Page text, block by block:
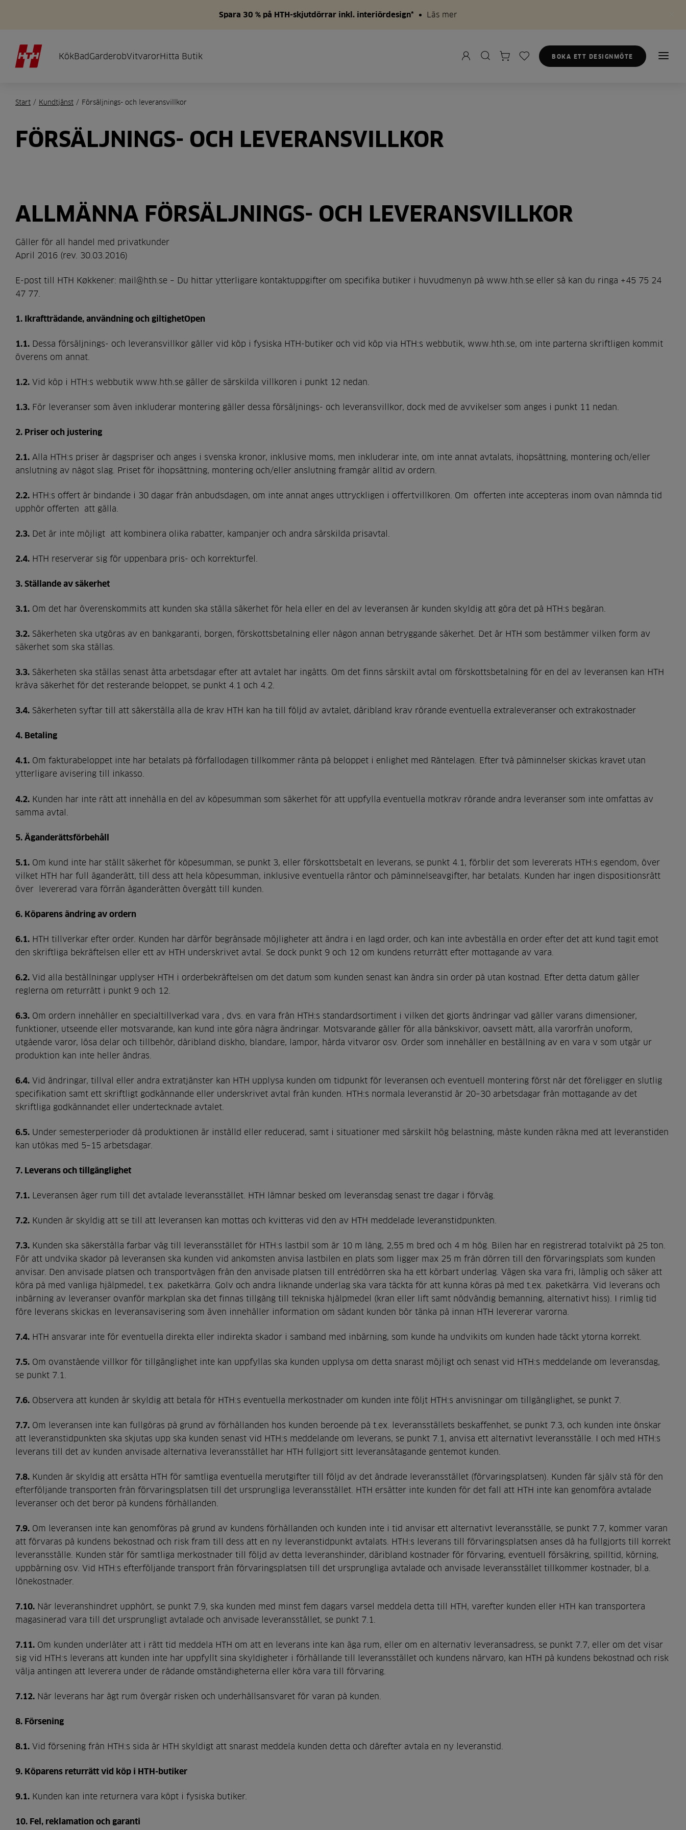
Spara 30 % på HTH-skjutdörrar inkl. interiördesign* Läs mer
KökBadGarderobVitvarorHitta Butik BOKA ETT DESIGNMÖTE
Start / Kundtjänst / Försäljnings- och leveransvillkor
FÖRSÄLJNINGS- OCH LEVERANSVILLKOR
ALLMÄNNA FÖRSÄLJNINGS- OCH LEVERANSVILLKOR
Gäller för all handel med privatkunder
April 2016 (rev. 30.03.2016)
E-post till HTH Køkkener: mail@hth.se – Du hittar ytterligare kontaktuppgifter om specifika butiker i huvudmenyn på www.hth.se eller så kan du ringa +45 75 24
47 77.
1. Ikraftträdande, användning och giltighetOpen
1.1. Dessa försäljnings- och leveransvillkor gäller vid köp i fysiska HTH-butiker och vid köp via HTH:s webbutik, www.hth.se, om inte parterna skriftligen kommit
överens om annat.
1.2. Vid köp i HTH:s webbutik www.hth.se gäller de särskilda villkoren i punkt 12 nedan.
1.3. För leveranser som även inkluderar montering gäller dessa försäljnings- och leveransvillkor, dock med de avvikelser som anges i punkt 11 nedan.
2. Priser och justering
2.1. Alla HTH:s priser är dagspriser och anges i svenska kronor, inklusive moms, men inkluderar inte, om inte annat avtalats, ihopsättning, montering och/eller
anslutning av något slag. Priset för ihopsättning, montering och/eller anslutning framgår alltid av ordern.
2.2. HTH:s offert är bindande i 30 dagar från anbudsdagen, om inte annat anges uttryckligen i offertvillkoren. Om offerten inte accepteras inom ovan nämnda tid
upphör offerten att gälla.
2.3. Det är inte möjligt att kombinera olika rabatter, kampanjer och andra särskilda prisavtal.
2.4. HTH reserverar sig för uppenbara pris- och korrekturfel.
3. Ställande av säkerhet
3.1. Om det har överenskommits att kunden ska ställa säkerhet för hela eller en del av leveransen är kunden skyldig att göra det på HTH:s begäran.
3.2. Säkerheten ska utgöras av en bankgaranti, borgen, förskottsbetalning eller någon annan betryggande säkerhet. Det är HTH som bestämmer vilken form av
säkerhet som ska ställas.
3.3. Säkerheten ska ställas senast åtta arbetsdagar efter att avtalet har ingåtts. Om det finns särskilt avtal om förskottsbetalning för en del av leveransen kan HTH
kräva säkerhet för det resterande beloppet, se punkt 4.1 och 4.2.
3.4. Säkerheten syftar till att säkerställa alla de krav HTH kan ha till följd av avtalet, däribland krav rörande eventuella extraleveranser och extrakostnader
4. Betaling
4.1. Om fakturabeloppet inte har betalats på förfallodagen tillkommer ränta på beloppet i enlighet med Räntelagen. Efter två påminnelser skickas kravet utan
ytterligare avisering till inkasso.
4.2. Kunden har inte rätt att innehålla en del av köpesumman som säkerhet för att uppfylla eventuella motkrav rörande andra leveranser som inte omfattas av
samma avtal.
5. Äganderättsförbehåll
5.1. Om kund inte har ställt säkerhet för köpesumman, se punkt 3, eller förskottsbetalt en leverans, se punkt 4.1, förblir det som levererats HTH:s egendom, över
vilket HTH har full äganderätt, till dess att hela köpesumman, inklusive eventuella räntor och påminnelseavgifter, har betalats. Kunden har ingen dispositionsrätt
över levererad vara förrän äganderätten övergått till kunden.
6. Köparens ändring av ordern
6.1. HTH tillverkar efter order. Kunden har därför begränsade möjligheter att ändra i en lagd order, och kan inte avbeställa en order efter det att kund tagit emot
den skriftliga bekräftelsen eller ett av HTH underskrivet avtal. Se dock punkt 9 och 12 om kundens returrätt efter mottagande av vara.
6.2. Vid alla beställningar upplyser HTH i orderbekräftelsen om det datum som kunden senast kan ändra sin order på utan kostnad. Efter detta datum gäller
reglerna om returrätt i punkt 9 och 12.
6.3. Om ordern innehåller en specialtillverkad vara , dvs. en vara från HTH:s standardsortiment i vilken det gjorts ändringar vad gäller varans dimensioner,
funktioner, utseende eller motsvarande, kan kund inte göra några ändringar. Motsvarande gäller för alla bänkskivor, oavsett mått, alla varorfrån unoform,
utgående varor, lösa delar och tillbehör, däribland diskho, blandare, lampor, hårda vitvaror osv. Order som innehåller en beställning av en vara v som utgår ur
produktion kan inte heller ändras.
6.4. Vid ändringar, tillval eller andra extratjänster kan HTH upplysa kunden om tidpunkt för leveransen och eventuell montering först när det föreligger en slutlig
specifikation samt ett skriftligt godkännande eller underskrivet avtal från kunden. HTH:s normala leveranstid är 20–30 arbetsdagar från mottagande av det
skriftliga godkännandet eller undertecknade avtalet.
6.5. Under semesterperioder då produktionen är inställd eller reducerad, samt i situationer med särskilt hög belastning, måste kunden räkna med att leveranstiden
kan utökas med 5–15 arbetsdagar.
7. Leverans och tillgänglighet
7.1. Leveransen äger rum till det avtalade leveransstället. HTH lämnar besked om leveransdag senast tre dagar i förväg.
7.2. Kunden är skyldig att se till att leveransen kan mottas och kvitteras vid den av HTH meddelade leveranstidpunkten.
7.3. Kunden ska säkerställa farbar väg till leveransstället för HTH:s lastbil som är 10 m lång, 2,55 m bred och 4 m hög. Bilen har en registrerad totalvikt på 25 ton.
För att undvika skador på leveransen ska kunden vid ankomsten anvisa lastbilen en plats som ligger max 25 m från dörren till den förvaringsplats som kunden
anvisar. Den anvisade platsen och transportvägen från den anvisade platsen till entrédörren ska ha ett körbart underlag. Vägen ska vara fri, lämplig och säker att
köra på med vanliga hjälpmedel, t.ex. paketkärra. Golv och andra liknande underlag ska vara täckta för att kunna köras på med t.ex. paketkärra. Vid leverans och
inbärning av leveranser ovanför markplan ska det finnas tillgång till tekniska hjälpmedel (kran eller lift samt nödvändig bemanning, alternativt hiss). I rimlig tid
före leverans skickas en leveransavisering som även innehåller information om sådant kunden bör tänka på innan HTH levererar varorna.
7.4. HTH ansvarar inte för eventuella direkta eller indirekta skador i samband med inbärning, som kunde ha undvikits om kunden hade täckt ytorna korrekt.
7.5. Om ovanstående villkor för tillgänglighet inte kan uppfyllas ska kunden upplysa om detta snarast möjligt och senast vid HTH:s meddelande om leveransdag,
se punkt 7.1.
7.6. Observera att kunden är skyldig att betala för HTH:s eventuella merkostnader om kunden inte följt HTH:s anvisningar om tillgänglighet, se punkt 7.
7.7. Om leveransen inte kan fullgöras på grund av förhållanden hos kunden beroende på t.ex. leveransställets beskaffenhet, se punkt 7.3, och kunden inte önskar
att leveranstidpunkten ska skjutas upp ska kunden senast vid HTH:s meddelande om leverans, se punkt 7.1, anvisa ett alternativt leveransställe. I och med HTH:s
leverans till det av kunden anvisade alternativa leveransstället har HTH fullgjort sitt leveransåtagande gentemot kunden.
7.8. Kunden är skyldig att ersätta HTH för samtliga eventuella merutgifter till följd av det ändrade leveransstället (förvaringsplatsen). Kunden får själv stå för den
efterföljande transporten från förvaringsplatsen till det ursprungliga leveransstället. HTH ersätter inte kunden för det fall att HTH inte kan genomföra avtalade
leveranser och det beror på kundens förhållanden.
7.9. Om leveransen inte kan genomföras på grund av kundens förhållanden och kunden inte i tid anvisar ett alternativt leveransställe, se punkt 7.7, kommer varan
att förvaras på kundens bekostnad och risk fram till dess att en ny leveranstidpunkt avtalats. HTH:s leverans till förvaringsplatsen anses då ha fullgjorts till korrekt
leveransställe. Kunden står för samtliga merkostnader till följd av detta leveranshinder, däribland kostnader för förvaring, eventuell försäkring, spilltid, körning,
uppbärning osv. Vid HTH:s efterföljande transport från förvaringsplatsen till det ursprungliga avtalade och anvisade leveransstället tillkommer kostnader, bl.a.
lönekostnader.
7.10. När leveranshindret upphört, se punkt 7.9, ska kunden med minst fem dagars varsel meddela detta till HTH, varefter kunden eller HTH kan transportera
magasinerad vara till det ursprungligt avtalade och anvisade leveransstället, se punkt 7.1.
7.11. Om kunden underlåter att i rätt tid meddela HTH om att en leverans inte kan äga rum, eller om en alternativ leveransadress, se punkt 7.7, eller om det visar
sig vid HTH:s leverans att kunden inte har uppfyllt sina skyldigheter i förhållande till leveransstället och kundens närvaro, kan HTH på kundens bekostnad och risk
välja antingen att leverera under de rådande omständigheterna eller köra vara till förvaring.
7.12. När leverans har ägt rum övergår risken och underhållsansvaret för varan på kunden.
8. Försening
8.1. Vid försening från HTH:s sida är HTH skyldigt att snarast meddela kunden detta och därefter avtala en ny leveranstid.
9. Köparens returrätt vid köp i HTH-butiker
9.1. Kunden kan inte returnera vara köpt i fysiska butiker.
10. Fel, reklamation och garanti